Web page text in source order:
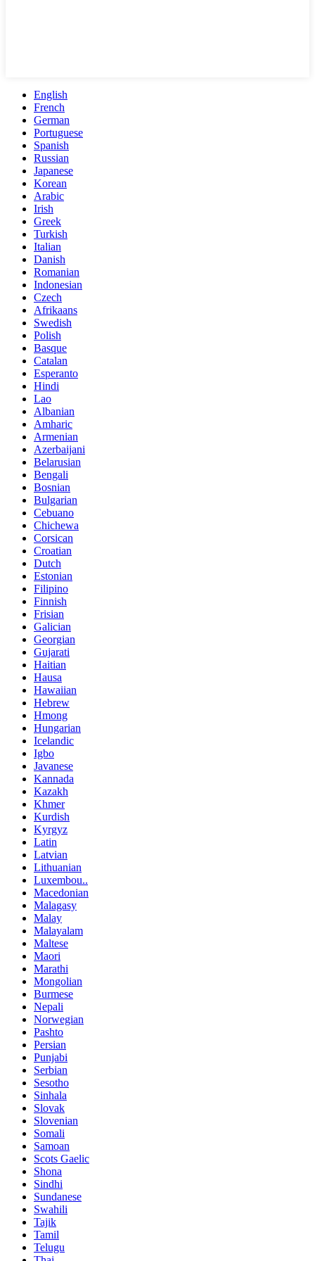
English
French
German
Portuguese
Spanish
Russian
Japanese
Korean
Arabic
Irish
Greek
Turkish
Italian
Danish
Romanian
Indonesian
Czech
Afrikaans
Swedish
Polish
Basque
Catalan
Esperanto
Hindi
Lao
Albanian
Amharic
Armenian
Azerbaijani
Belarusian
Bengali
Bosnian
Bulgarian
Cebuano
Chichewa
Corsican
Croatian
Dutch
Estonian
Filipino
Finnish
Frisian
Galician
Georgian
Gujarati
Haitian
Hausa
Hawaiian
Hebrew
Hmong
Hungarian
Icelandic
Igbo
Javanese
Kannada
Kazakh
Khmer
Kurdish
Kyrgyz
Latin
Latvian
Lithuanian
Luxembou..
Macedonian
Malagasy
Malay
Malayalam
Maltese
Maori
Marathi
Mongolian
Burmese
Nepali
Norwegian
Pashto
Persian
Punjabi
Serbian
Sesotho
Sinhala
Slovak
Slovenian
Somali
Samoan
Scots Gaelic
Shona
Sindhi
Sundanese
Swahili
Tajik
Tamil
Telugu